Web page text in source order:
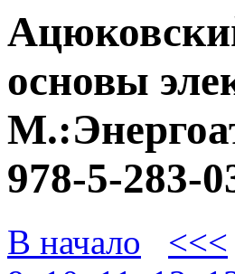
основы
978-5-283-
В начало <<<